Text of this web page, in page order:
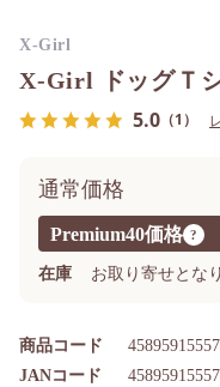
X-Girl ドッグＴ
5.0 （1）
Premium40価格 ?
通常価格
在庫 お取り寄せとな
商品コード
JANコード
X-Girl